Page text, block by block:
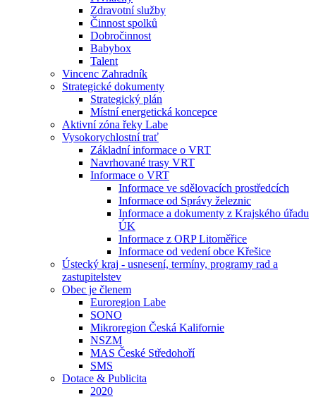
Zdravotní služby
Činnost spolků
Dobročinnost
Babybox
Talent
Vincenc Zahradník
Strategické dokumenty
Strategický plán
Místní energetická koncepce
Aktivní zóna řeky Labe
Vysokorychlostní trať
Základní informace o VRT
Navrhované trasy VRT
Informace o VRT
Informace ve sdělovacích prostředcích
Informace od Správy železnic
Informace a dokumenty z Krajského úřadu
ÚK
Informace z ORP Litoměřice
Informace od vedení obce Křešice
Ústecký kraj - usnesení, termíny, programy rad a
zastupitelstev
Obec je členem
Euroregion Labe
SONO
Mikroregion Česká Kalifornie
NSZM
MAS České Středohoří
SMS
Dotace & Publicita
2020